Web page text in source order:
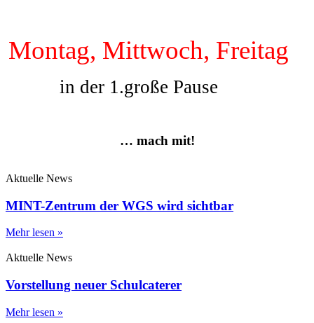
Montag, Mittwoch, Freitag
in der 1.große Pause
… mach mit!
Aktuelle News
MINT-Zentrum der WGS wird sichtbar
Mehr lesen »
Aktuelle News
Vorstellung neuer Schulcaterer
Mehr lesen »